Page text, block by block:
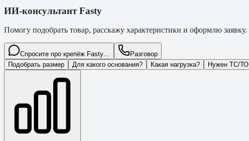
ИИ-консультант Fasty
Помогу подобрать товар, расскажу характеристики и оформлю заявку.
Спросите про крепёж Fasty…
Разговор
Подобрать размер
Для какого основания? Какая нагрузка? Нужен ТС/ТО